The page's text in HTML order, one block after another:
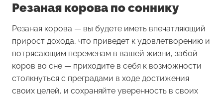
Резаная корова по соннику
Резаная корова — вы будете иметь впечатляющий
прирост дохода, что приведет к удовлетворению и
потрясающим переменам в вашей жизни, забой
коров во сне — приходите в себя к возможности
столкнуться с преградами в ходе достижения
своих целей, и сохраняйте уверенность в своих